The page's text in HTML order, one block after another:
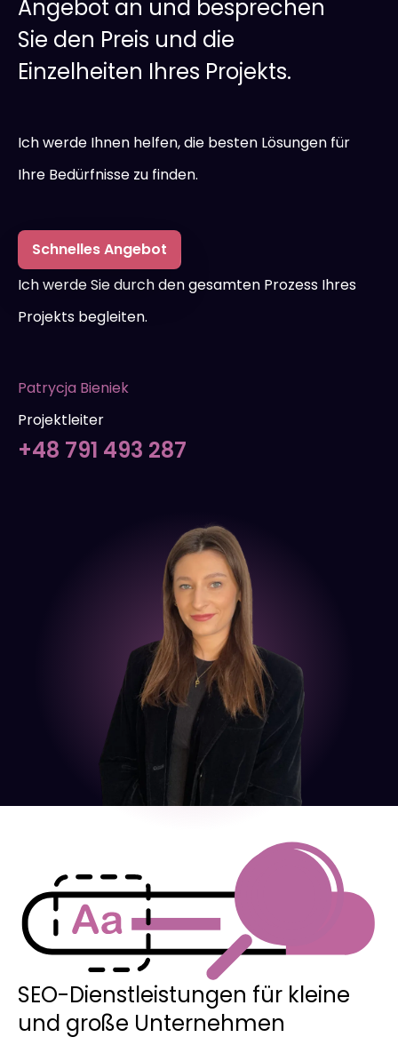
Lieferung mit Backup-Instrumenten,
Betrieb der Website erforderlich ist
Kosten für die Google-Lizenz
Angebot an und besprechen
Sie den Preis und die
Einzelheiten Ihres Projekts.
Ich werde Ihnen helfen, die besten Lösungen für
Ihre Bedürfnisse zu finden.
Schnelles Angebot
Ich werde Sie durch den gesamten Prozess Ihres
Projekts begleiten.
Patrycja Bieniek
Projektleiter
+48 791 493 287
SEO-Dienstleistungen für kleine
und große Unternehmen